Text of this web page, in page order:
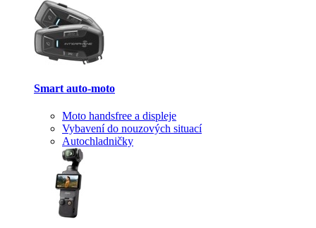
Smart auto-moto
Moto handsfree a displeje
Vybavení do nouzových situací
Autochladničky